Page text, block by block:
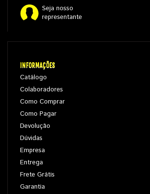
Seja nosso
representante
INFORMAÇÕES
Catálogo
Colaboradores
Como Comprar
Como Pagar
Devolução
Dúvidas
Empresa
Entrega
Frete Grátis
Garantia